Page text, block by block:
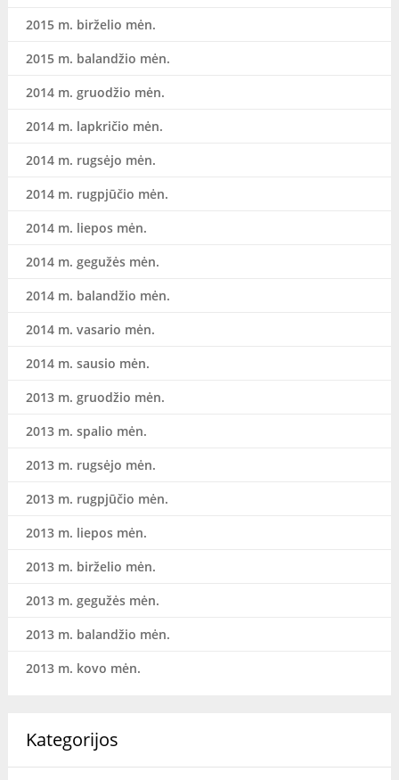
2015 m. birželio mėn.
2015 m. balandžio mėn.
2014 m. gruodžio mėn.
2014 m. lapkričio mėn.
2014 m. rugsėjo mėn.
2014 m. rugpjūčio mėn.
2014 m. liepos mėn.
2014 m. gegužės mėn.
2014 m. balandžio mėn.
2014 m. vasario mėn.
2014 m. sausio mėn.
2013 m. gruodžio mėn.
2013 m. spalio mėn.
2013 m. rugsėjo mėn.
2013 m. rugpjūčio mėn.
2013 m. liepos mėn.
2013 m. birželio mėn.
2013 m. gegužės mėn.
2013 m. balandžio mėn.
2013 m. kovo mėn.
Kategorijos